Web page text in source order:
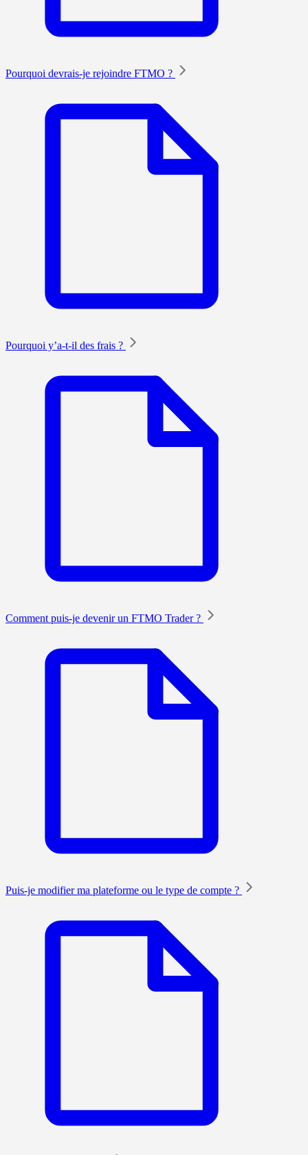
Pourquoi devrais-je rejoindre FTMO ?
Pourquoi y’a-t-il des frais ?
Comment puis-je devenir un FTMO Trader ?
Puis-je modifier ma plateforme ou le type de compte ?